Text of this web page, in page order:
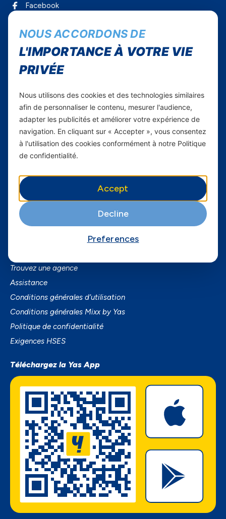
Facebook
Youtube
Yas Sénégal
Yas en Afrique
Axian Telecom
Services
Fibre
Business
SmartPhones
Trouvez une agence
Assistance
Conditions générales d’utilisation
Conditions générales Mixx by Yas
Politique de confidentialité
Exigences HSES
Téléchargez la Yas App
NOUS ACCORDONS DE
L'IMPORTANCE À VOTRE VIE
PRIVÉE
Nous utilisons des cookies et des technologies similaires
afin de personnaliser le contenu, mesurer l'audience,
adapter les publicités et améliorer votre expérience de
navigation. En cliquant sur « Accepter », vous consentez
à l'utilisation des cookies conformément à notre Politique
de confidentialité.
Accept
Decline
Preferences